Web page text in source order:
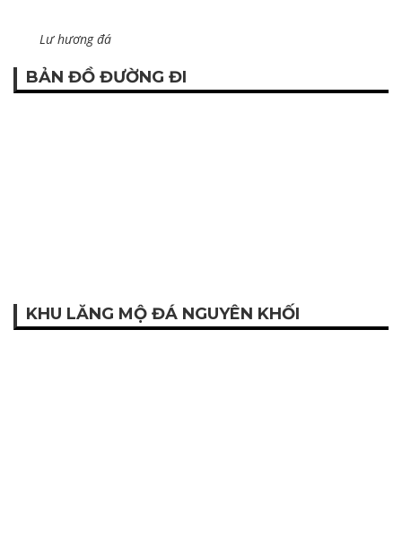
Lư hương đá
BẢN ĐỒ ĐƯỜNG ĐI
KHU LĂNG MỘ ĐÁ NGUYÊN KHỐI